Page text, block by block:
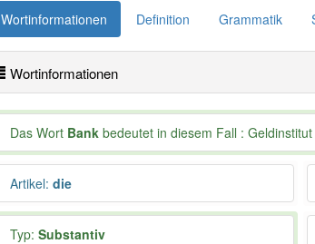
Wortinformationen Definition Grammatik
Wortinformationen
Das Wort Bank bedeutet in diesem Fall :
Artikel: die
Typ: Substantiv